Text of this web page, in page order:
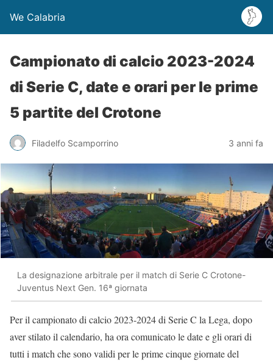
We Calabria
Campionato di calcio 2023-2024
di Serie C, date e orari per le prime
5 partite del Crotone
Filadelfo Scamporrino 3 anni fa
La designazione arbitrale per il match di Serie C Crotone-
Juventus Next Gen. 16ª giornata
Per il campionato di calcio 2023-2024 di Serie C la Lega, dopo
aver stilato il calendario, ha ora comunicato le date e gli orari di
tutti i match che sono validi per le prime cinque giornate del